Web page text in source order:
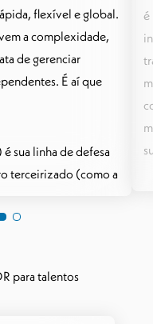
termo mais inteligente.
transfere o trabalho
muitas vezes enfrentam
conformidade local, as
no controle enquanto
projeto e direciona os
classificação adequada,
com conformidade e
para talentos